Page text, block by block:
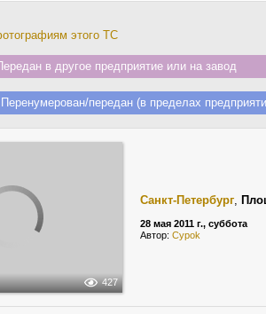
этого ТС
в другое предприятие или на завод
передан (в пределах
427
Санкт-Петербург,
28 мая 2011 г., суббота
Автор: Cypok